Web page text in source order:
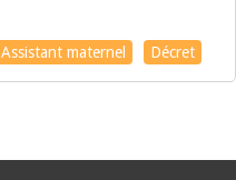
Assistant maternel Décret